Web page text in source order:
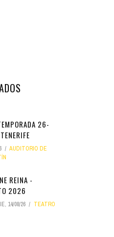
26-
AUDITORIO DE
REINA -
2026
14/08/26
TEATRO